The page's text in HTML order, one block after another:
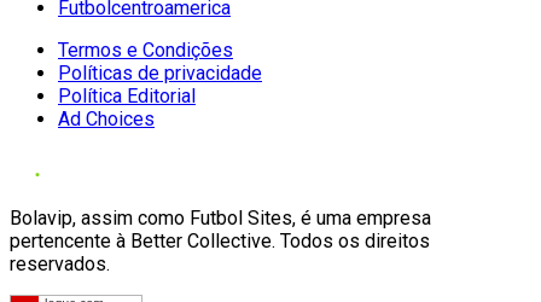
Futbolcentroamerica
Termos e Condições
Políticas de privacidade
Política Editorial
Ad Choices
Bolavip, assim como Futbol Sites, é uma empresa
pertencente à Better Collective. Todos os direitos
reservados.